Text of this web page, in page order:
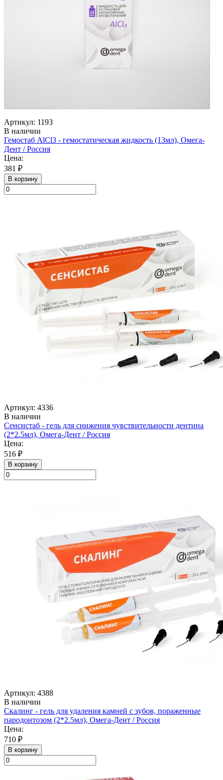
Артикул: 1193
В наличии
Гемостаб AlCl3 - гемостатическая жидкость (13мл), Омега-
Дент / Россия
Цена:
381 ₽
В корзину
Артикул: 4336
В наличии
Сенсистаб - гель для снижения чувствительности дентина
(2*2.5мл), Омега-Дент / Россия
Цена:
516 ₽
В корзину
Артикул: 4388
В наличии
Скалинг - гель для удаления камней с зубов, пораженные
пародонтозом (2*2.5мл), Омега-Дент / Россия
Цена:
710 ₽
В корзину